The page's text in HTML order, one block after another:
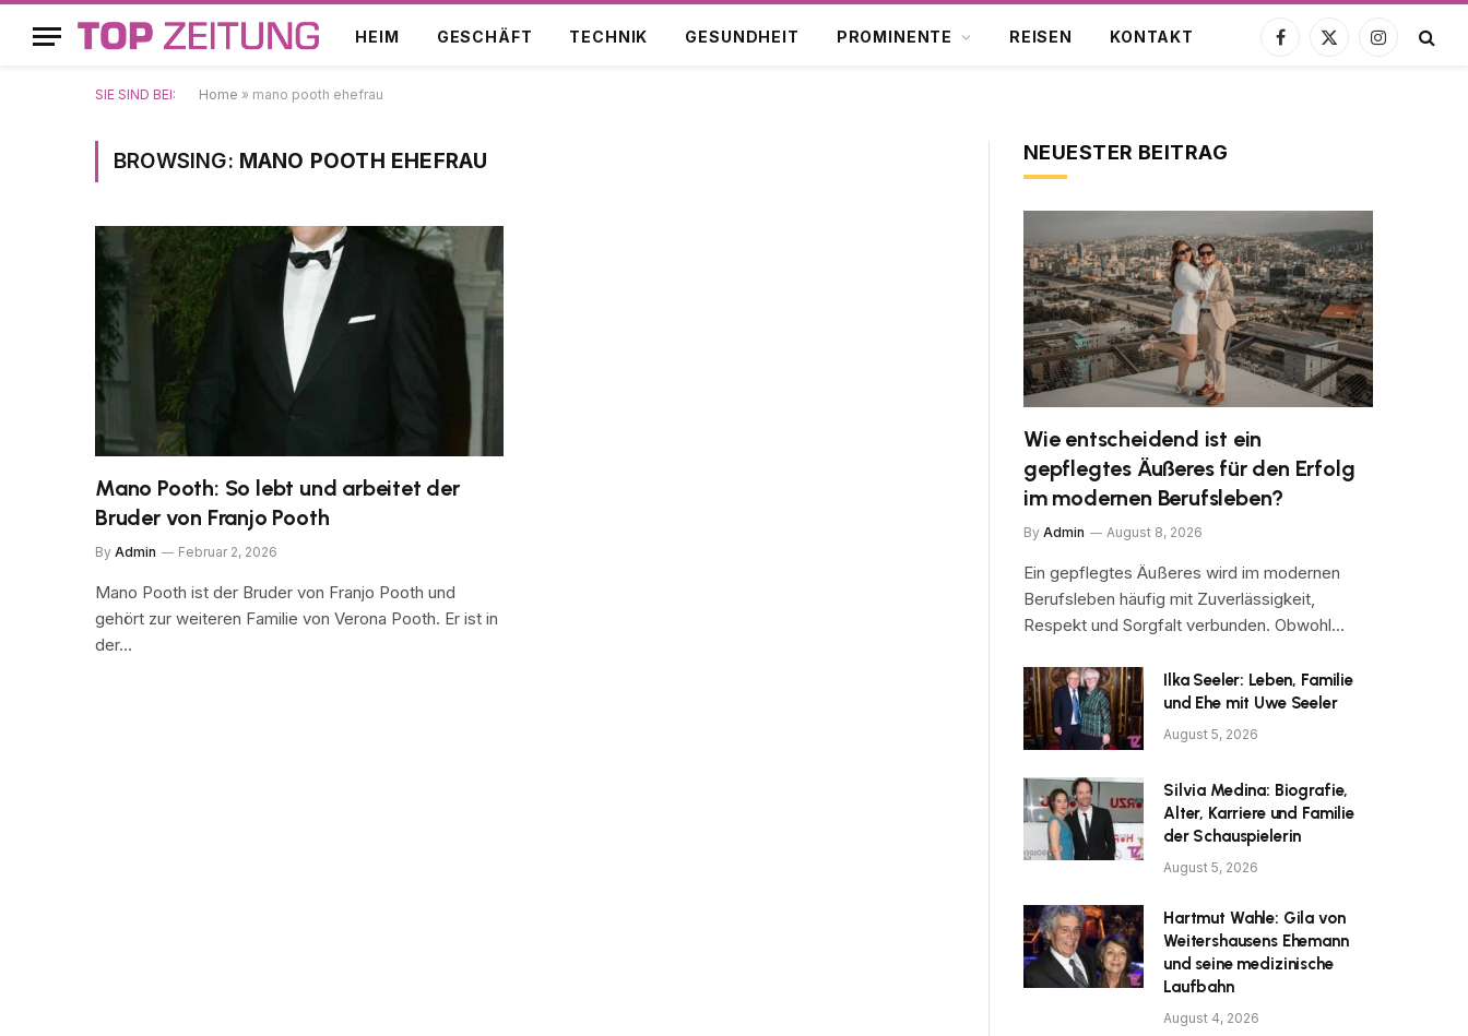
HEIM GESCHÄFT TECHNIK GESUNDHEIT PROMINENTE REISEN KONTAKT
Facebook
X
Instagram
SIE SIND BEI: Home » mano pooth ehefrau
BROWSING: MANO POOTH EHEFRAU
Mano Pooth: So lebt und arbeitet der
Bruder von Franjo Pooth
By Admin Februar 2, 2026
Mano Pooth ist der Bruder von Franjo Pooth und
gehört zur weiteren Familie von Verona Pooth. Er ist in
der…
NEUESTER BEITRAG
Wie entscheidend ist ein
gepflegtes Äußeres für den Erfolg
im modernen Berufsleben?
By Admin August 8, 2026
Ein gepflegtes Äußeres wird im modernen
Berufsleben häufig mit Zuverlässigkeit,
Respekt und Sorgfalt verbunden. Obwohl…
Ilka Seeler: Leben, Familie
und Ehe mit Uwe Seeler
August 5, 2026
Silvia Medina: Biografie,
Alter, Karriere und Familie
der Schauspielerin
August 5, 2026
Hartmut Wahle: Gila von
Weitershausens Ehemann
und seine medizinische
Laufbahn
August 4, 2026